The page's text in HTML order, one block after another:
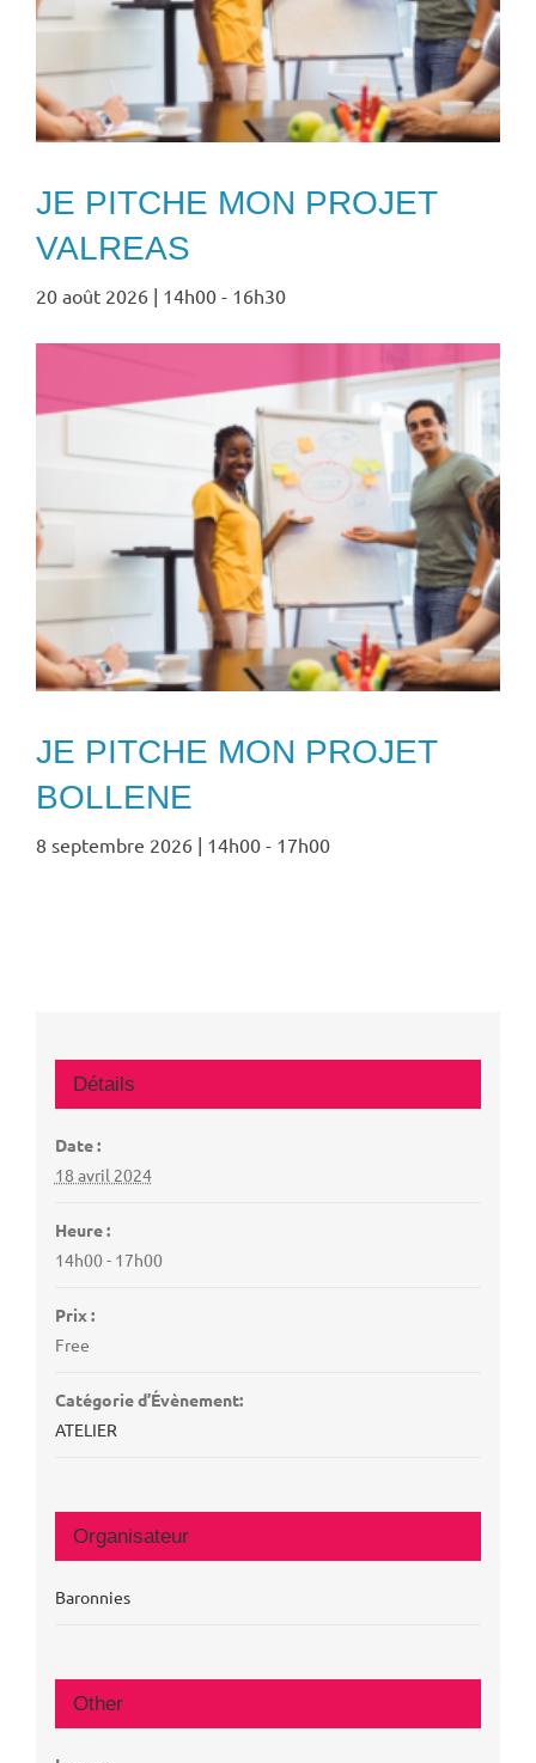
JE PITCHE MON PROJET
VALREAS
20 août 2026 | 14h00 - 16h30
JE PITCHE MON PROJET
BOLLENE
8 septembre 2026 | 14h00 - 17h00
Détails
Date :
18 avril 2024
Heure :
14h00 - 17h00
Prix :
Free
Catégorie d’Évènement:
ATELIER
Organisateur
Baronnies
Other